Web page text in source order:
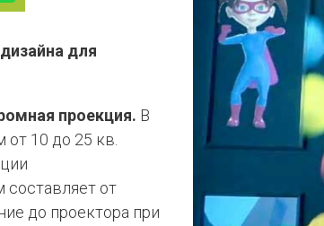
для
проекция. В
10 до 25 кв.
от
до проектора при